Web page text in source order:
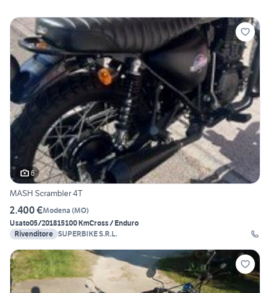
6
MASH Scrambler 4T
2.400 €Modena (MO)
Usato05/201815100 KmCross / Enduro
Rivenditore SUPERBIKE S.R.L.